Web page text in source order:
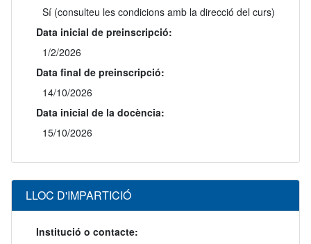
Sí (consulteu les condicions amb la direcció del curs)
Data inicial de preinscripció:
1/2/2026
Data final de preinscripció:
14/10/2026
Data inicial de la docència:
15/10/2026
LLOC D'IMPARTICIÓ
Institució o contacte: